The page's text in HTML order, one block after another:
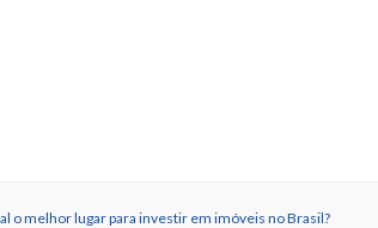
o melhor lugar para investir em imóveis no Brasil?